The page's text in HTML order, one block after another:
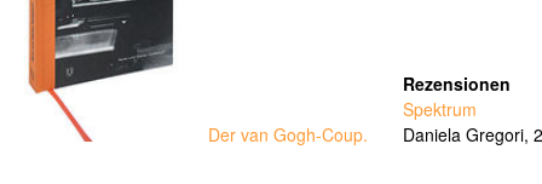
Der van Gogh-Coup.
Rezensionen
Spektrum
Daniela Gregori,